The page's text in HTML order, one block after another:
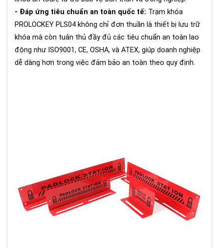
- Đáp ứng tiêu chuẩn an toàn quốc tế: Trạm khóa
PROLOCKEY PLS04 không chỉ đơn thuần là thiết bị lưu trữ
khóa mà còn tuân thủ đầy đủ các tiêu chuẩn an toàn lao
động như ISO9001, CE, OSHA, và ATEX, giúp doanh nghiệp
dễ dàng hơn trong việc đảm bảo an toàn theo quy định.